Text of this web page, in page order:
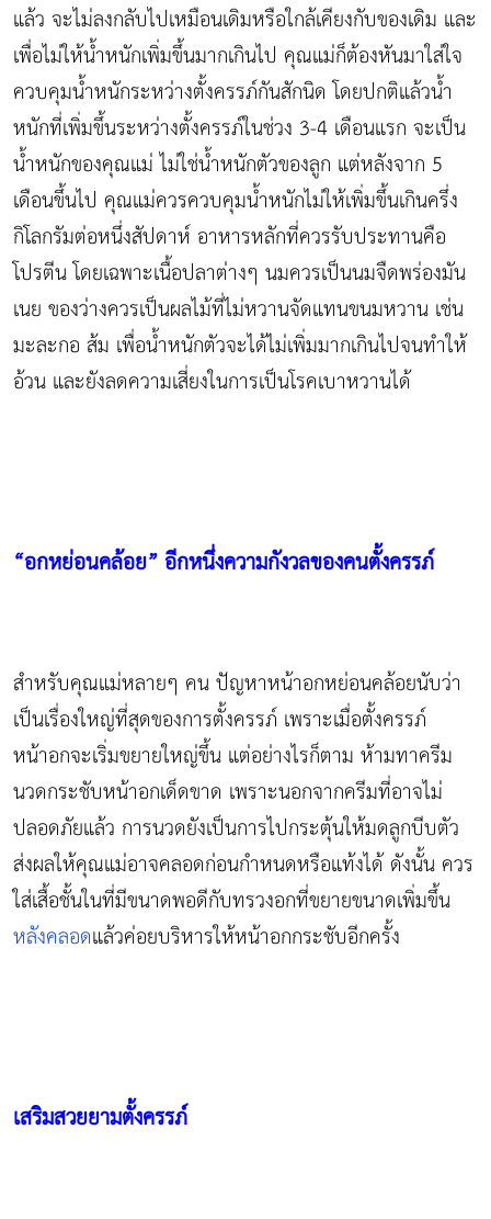
แล้ว จะไม่ลงกลับไปเหมือนเดิมหรือใกล้เคียงกับของเดิม และ
เพื่อไม่ให้น้ำหนักเพิ่มขึ้นมากเกินไป คุณแม่ก็ต้องหันมาใส่ใจ
ควบคุมน้ำหนักระหว่างตั้งครรภ์กันสักนิด โดยปกติแล้วน้ำ
หนักที่เพิ่มขึ้นระหว่างตั้งครรภ์ในช่วง 3-4 เดือนแรก จะเป็น
น้ำหนักของคุณแม่ ไม่ใช่น้ำหนักตัวของลูก แต่หลังจาก 5
เดือนขึ้นไป คุณแม่ควรควบคุมน้ำหนักไม่ให้เพิ่มขึ้นเกินครึ่ง
กิโลกรัมต่อหนึ่งสัปดาห์ อาหารหลักที่ควรรับประทานคือ
โปรตีน โดยเฉพาะเนื้อปลาต่างๆ นมควรเป็นนมจืดพร่องมัน
เนย ของว่างควรเป็นผลไม้ที่ไม่หวานจัดแทนขนมหวาน เช่น
มะละกอ ส้ม เพื่อน้ำหนักตัวจะได้ไม่เพิ่มมากเกินไปจนทำให้
อ้วน และยังลดความเสี่ยงในการเป็นโรคเบาหวานได้
“อกหย่อนคล้อย”อีกหนึ่งความกังวลของคนตั้งครรภ์
สำหรับคุณแม่หลายๆ คน ปัญหาหน้าอกหย่อนคล้อยนับว่า
เป็นเรื่องใหญ่ที่สุดของการตั้งครรภ์ เพราะเมื่อตั้งครรภ์
หน้าอกจะเริ่มขยายใหญ่ขึ้น แต่อย่างไรก็ตาม ห้ามทาครีม
นวดกระชับหน้าอกเด็ดขาด เพราะนอกจากครีมที่อาจไม่
ปลอดภัยแล้ว การนวดยังเป็นการไปกระตุ้นให้มดลูกบีบตัว
ส่งผลให้คุณแม่อาจคลอดก่อนกำหนดหรือแท้งได้ ดังนั้น ควร
ใส่เสื้อชั้นในที่มีขนาดพอดีกับทรวงอกที่ขยายขนาดเพิ่มขึ้น
หลังคลอดแล้วค่อยบริหารให้หน้าอกกระชับอีกครั้ง
เสริมสวยยามตั้งครรภ์